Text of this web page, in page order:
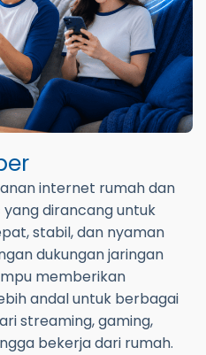
internet rumah dan
dirancang untuk
stabil, dan nyaman
dukungan jaringan
memberikan
andal untuk berbagai
streaming, gaming,
bekerja dari rumah.